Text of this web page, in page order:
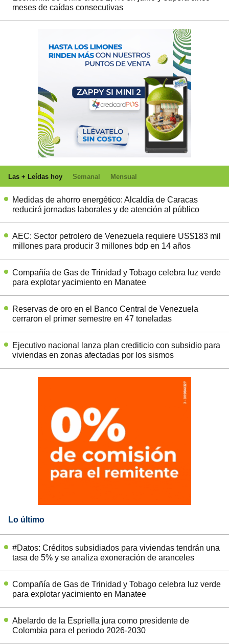
meses de caídas consecutivas
Las + Leídas hoy Semanal Mensual
Medidas de ahorro energético: Alcaldía de Caracas
reducirá jornadas laborales y de atención al público
AEC: Sector petrolero de Venezuela requiere US$183 mil
millones para producir 3 millones bdp en 14 años
Compañía de Gas de Trinidad y Tobago celebra luz verde
para explotar yacimiento en Manatee
Reservas de oro en el Banco Central de Venezuela
cerraron el primer semestre en 47 toneladas
Ejecutivo nacional lanza plan crediticio con subsidio para
viviendas en zonas afectadas por los sismos
Lo último
#Datos: Créditos subsidiados para viviendas tendrán una
tasa de 5% y se analiza exoneración de aranceles
Compañía de Gas de Trinidad y Tobago celebra luz verde
para explotar yacimiento en Manatee
Abelardo de la Espriella jura como presidente de
Colombia para el periodo 2026-2030